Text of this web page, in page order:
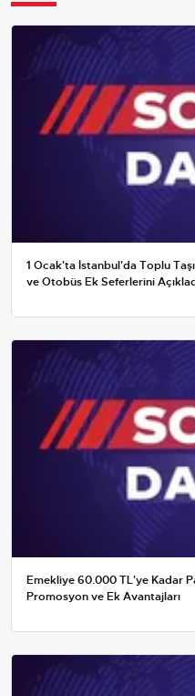
1 Ocak'ta İstanbul'da Toplu
ve Otobüs Ek Seferlerini
Emekliye 60.000 TL'ye Kadar
Promosyon ve Ek Avantajları